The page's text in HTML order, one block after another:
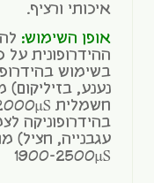
איכותי ורציף.
אופן השימוש:
ההידרופונית
בשימוש
נענע, בזיליקום)
בהידרופוניקה
עגבנייה, חציל)
1900-2500µS